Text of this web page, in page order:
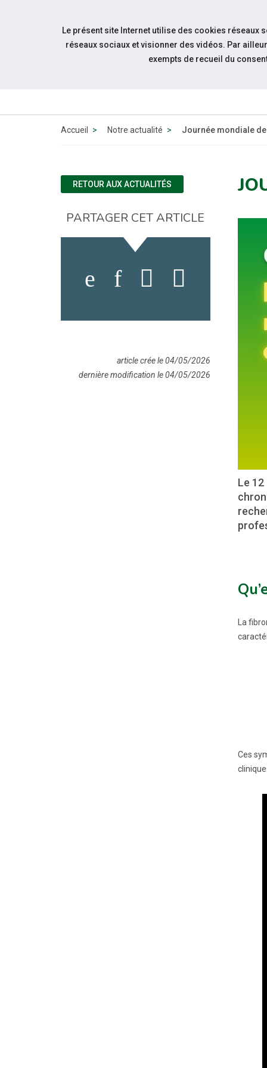
Aller au contenu
QUI
Accueil Notre actualité Journée mondiale
Le
La
Ces
RETOUR AUX ACTUALITÉS
PARTAGER CET ARTICLE
article crée le 04/05/2026
dernière modification le 04/05/2026
Le présent site Internet utilise des cookies réseaux
réseaux sociaux et visionner des vidéos. Par
exempts de recueil du